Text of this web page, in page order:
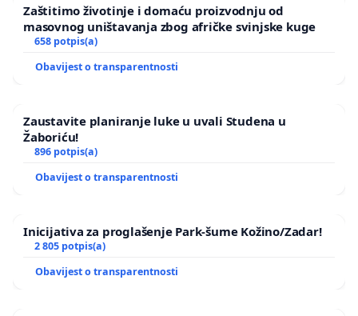
Zaštitimo životinje i domaću proizvodnju od
masovnog uništavanja zbog afričke svinjske kuge
658 potpis(a)
Obavijest o transparentnosti
Zaustavite planiranje luke u uvali Studena u
Žaboriću!
896 potpis(a)
Obavijest o transparentnosti
Inicijativa za proglašenje Park-šume Kožino/Zadar!
2 805 potpis(a)
Obavijest o transparentnosti